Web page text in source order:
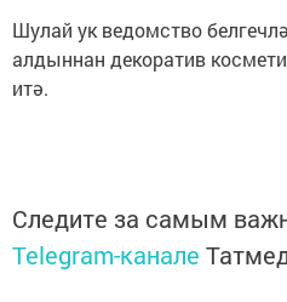
Шулай ук ведомство
алдыннан декоратив
итә.
Следите за самым
Telegram-канале